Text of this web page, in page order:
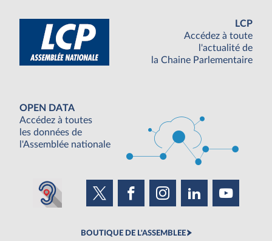
LCP
Accédez à toute
l'actualité de
la Chaine Parlementaire
OPEN DATA
Accédez à toutes
les données de
l'Assemblée nationale
BOUTIQUE DE L'ASSEMBLEE